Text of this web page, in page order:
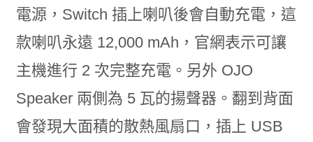
電源，Switch 插上喇叭後會自動充電，這
款喇叭永遠 12,000 mAh，官網表示可讓
主機進行 2 次完整充電。另外 OJO
Speaker 兩側為 5 瓦的揚聲器。翻到背面
會發現大面積的散熱風扇口，插上 USB